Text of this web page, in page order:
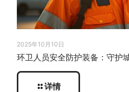
2025年10月10日
环卫人员安全防护装备：守护
详情